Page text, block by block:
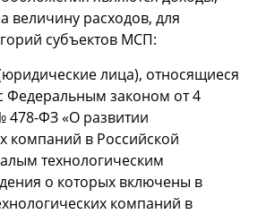
величину расходов, для
субъектов МСП:
лица), относящиеся
Федеральным законом от 4
478-ФЗ «О развитии
компаний в Российской
технологическим
о которых включены в
компаний в